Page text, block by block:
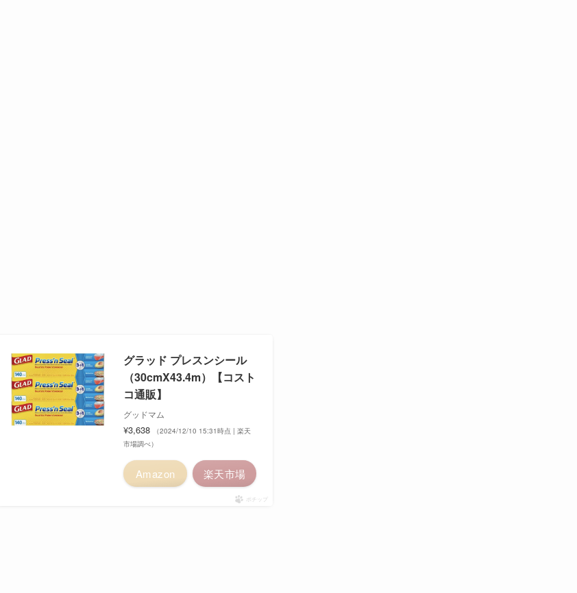
グラッド プレスンシール
（30cmX43.4m）【コスト
コ通販】
グッドマム
¥3,638
（2024/12/10 15:31時点 | 楽天
市場調べ）
Amazon 楽天市場
ポチップ